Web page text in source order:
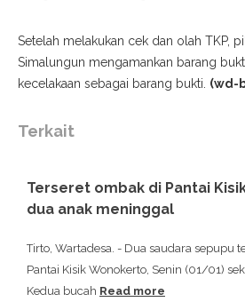
Setelah melakukan cek dan olah TKP,
Simalungun mengamankan barang
kecelakaan sebagai barang bukti. (wd-
Terkait
Terseret ombak di Pantai
dua anak meninggal
Tirto, Wartadesa. - Dua saudara sepupu
Pantai Kisik Wonokerto, Senin (01/01)
Kedua bucah Read more